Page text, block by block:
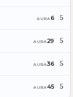
AURA 6 5
AURA29 5
AURA36 5
AURA45 5